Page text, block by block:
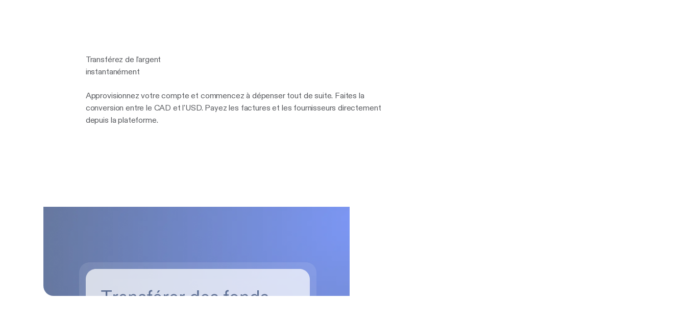
Transférez de l'argent
instantanément
Approvisionnez votre compte et commencez à dépenser tout de suite. Faites la
conversion entre le CAD et l'USD. Payez les factures et les fournisseurs directement
depuis la plateforme.